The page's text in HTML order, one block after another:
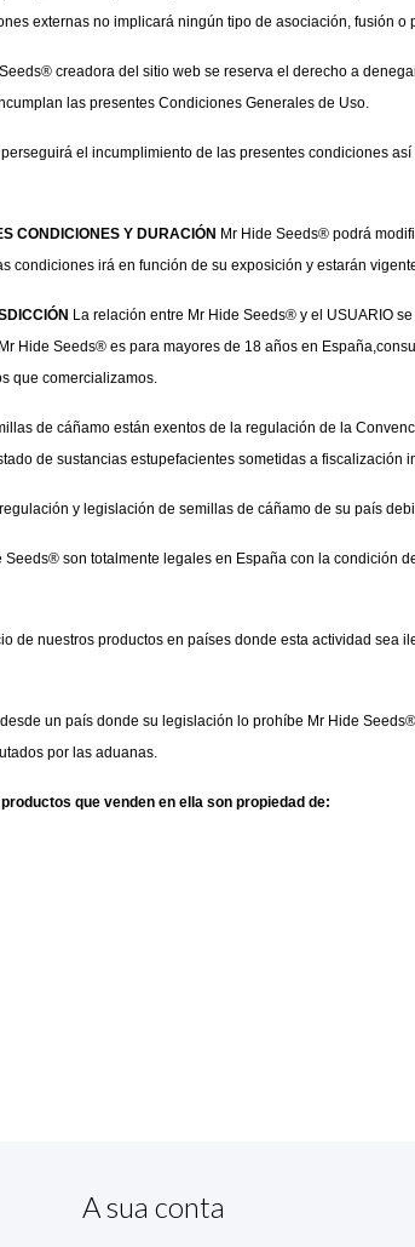
externas no implicará ningún tipo de asociación, fusión
creadora del sitio web se reserva el derecho a
las presentes Condiciones Generales de Uso.
el incumplimiento de las presentes condiciones
CONDICIONES Y DURACIÓN Mr Hide Seeds® podrá
condiciones irá en función de su exposición y estarán
La relación entre Mr Hide Seeds® y el USUARIO
Hide Seeds® es para mayores de 18 años en
que comercializamos.
de cáñamo están exentos de la regulación de la
de sustancias estupefacientes sometidas a fiscalización
y legislación de semillas de cáñamo de su país
son totalmente legales en España con la
de nuestros productos en países donde esta actividad
un país donde su legislación lo prohíbe Mr Hide
por las aduanas.
que venden en ella son propiedad de:
A sua conta